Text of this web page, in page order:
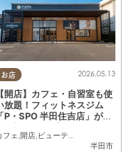
お店
半田市
2026.05.13
【開店】カフェ・自習室も使
放題！フィットネスジム
「P・SPO 半田住吉店」が4/
フェ,開店, ビューティー